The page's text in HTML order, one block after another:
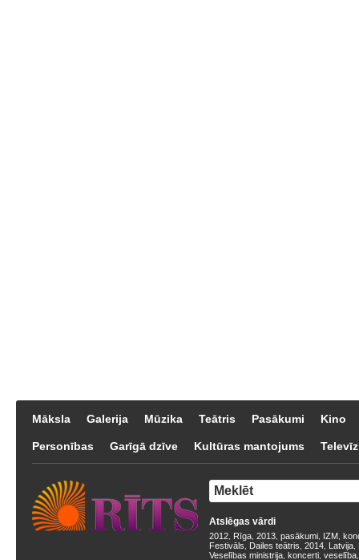
Māksla Galerija Mūzika Teātris Pasākumi Kino
Personības Garīgā dzīve Kultūras mantojums
Atslēgas vārdi
2012 Rīga 2013 pasākumi IZM
Festivāls
Dailes teātris 2014 Latvija
Veselības ministrija koncerti veselība